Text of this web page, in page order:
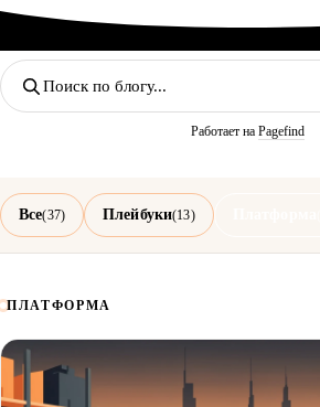
Работает на Pagefind
Все(37) Плейбуки(13)
ПЛАТФОРМА